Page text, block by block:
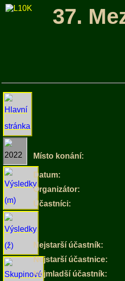
37.
Místo konání:
Datum:
Organizátor:
Účastníci:
Nejstarší účastník:
Nejstarší účastnice:
Nejmladší účastník: